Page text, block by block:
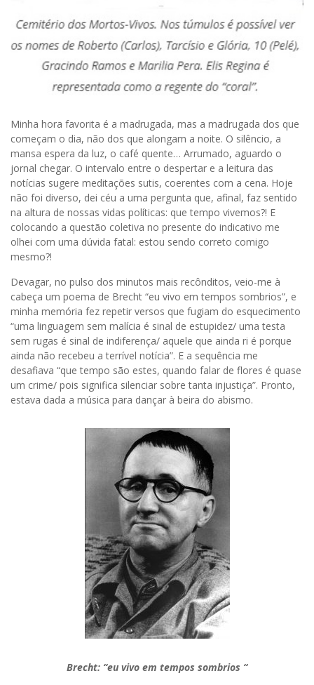
Minha hora favorita é a madrugada, mas a madrugada dos que
começam o dia, não dos que alongam a noite. O silêncio, a
mansa espera da luz, o café quente… Arrumado, aguardo o
jornal chegar. O intervalo entre o despertar e a leitura das
notícias sugere meditações sutis, coerentes com a cena. Hoje
não foi diverso, dei céu a uma pergunta que, afinal, faz sentido
na altura de nossas vidas políticas: que tempo vivemos?! E
colocando a questão coletiva no presente do indicativo me
olhei com uma dúvida fatal: estou sendo correto comigo
mesmo?!
Devagar, no pulso dos minutos mais recônditos, veio-me à
cabeça um poema de Brecht “eu vivo em tempos sombrios”, e
minha memória fez repetir versos que fugiam do esquecimento
“uma linguagem sem malícia é sinal de estupidez/ uma testa
sem rugas é sinal de indiferença/ aquele que ainda ri é porque
ainda não recebeu a terrível notícia”. E a sequência me
desafiava “que tempo são estes, quando falar de flores é quase
um crime/ pois significa silenciar sobre tanta injustiça”. Pronto,
estava dada a música para dançar à beira do abismo.
Brecht: “eu vivo em tempos sombrios “